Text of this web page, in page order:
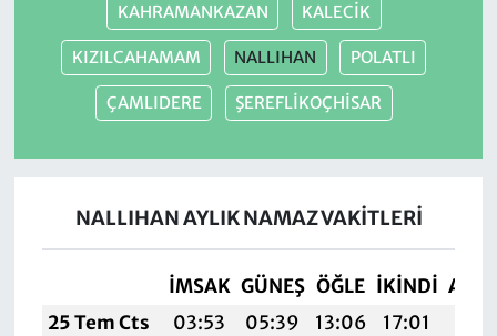
KAHRAMANKAZAN KALECİK
KIZILCAHAMAM NALLIHAN POLATLI
ÇAMLIDERE ŞEREFLİKOÇHİSAR
NALLIHAN AYLIK NAMAZ VAKITLERI
İMSAK GÜNEŞ ÖĞLE İKINDI
25 Tem Cts
03:53 05:39 13:06 17:01